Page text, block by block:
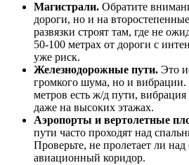
Магистрали. Обратите
дороги, но и на
развязки строят там, где не
50-100 метрах от дороги с
уже риск.
Железнодорожные пути. Это
громкого шума, но и вибрации.
метров есть ж/д пути, вибрация
даже на высоких этажах.
Аэропорты и вертолетные
пути часто проходят над
Проверьте, не пролетает ли
авиационный коридор.